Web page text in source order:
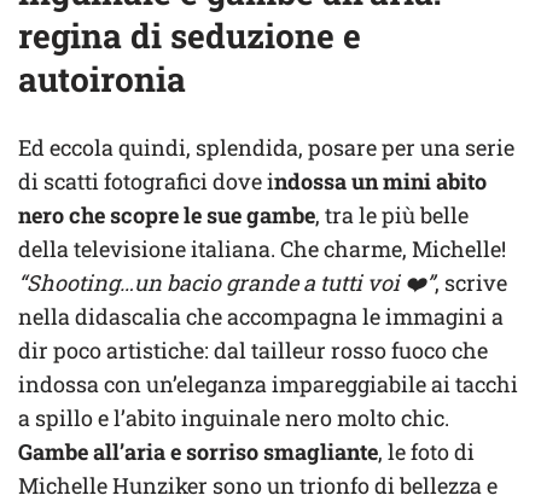
regina di seduzione e
autoironia
Ed eccola quindi, splendida, posare per una serie
di scatti fotografici dove indossa un mini abito
nero che scopre le sue gambe, tra le più belle
della televisione italiana. Che charme, Michelle!
“Shooting…un bacio grande a tutti voi ❤️”, scrive
nella didascalia che accompagna le immagini a
dir poco artistiche: dal tailleur rosso fuoco che
indossa con un’eleganza impareggiabile ai tacchi
a spillo e l’abito inguinale nero molto chic.
Gambe all’aria e sorriso smagliante, le foto di
Michelle Hunziker sono un trionfo di bellezza e